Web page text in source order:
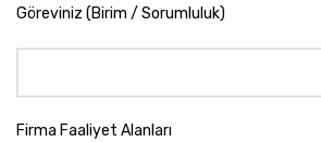
Göreviniz (Birim / Sorumluluk)
Firma Faaliyet Alanları